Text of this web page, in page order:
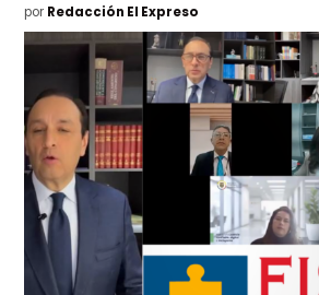
por Redacción El Expreso